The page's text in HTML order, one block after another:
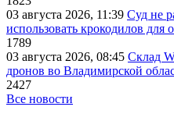
03 августа 2026, 11:39 Суд не
использовать крокодилов для
1789
03 августа 2026, 08:45 Склад
дронов во Владимирской
2427
Все новости